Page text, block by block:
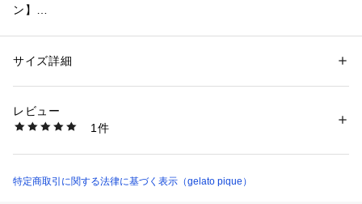
ン】
gelato pique cafeからPEANUTSとのコラボレーションシリー
ートで表現しました。どこかレトロで懐かしい雰囲気がかわい
い凹凸加工のアクリルキーチェーンは、お気に入りのバッグや
の持ち手にはもちろん、丸型カラビナ仕様で取り付け・取り外
性別：レディース
リー
生産国：中国
商品番号：1620100021704
サイズ詳細
レビュー
1件
特定商取引に関する法律に基づく表示（gelato pique）